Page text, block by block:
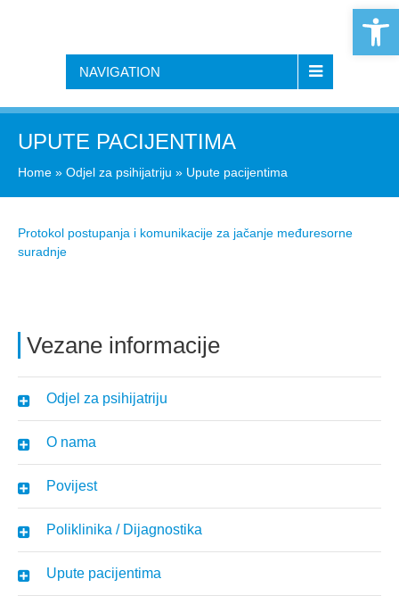
NAVIGATION
UPUTE PACIJENTIMA
Home » Odjel za psihijatriju » Upute pacijentima
Vezane informacije
Odjel za psihijatriju
O nama
Povijest
Poliklinika / Dijagnostika
Upute pacijentima
Protokol postupanja i komunikacije za jačanje međuresorne
suradnje